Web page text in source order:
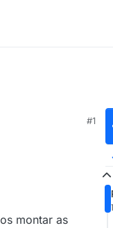
#1
montar as